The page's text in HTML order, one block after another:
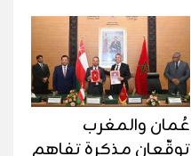
عُمان والمغرب
توقّعان مذكرة تفاهم